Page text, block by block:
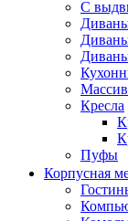
С
Массив
Кресла
Пуфы
Корпусная